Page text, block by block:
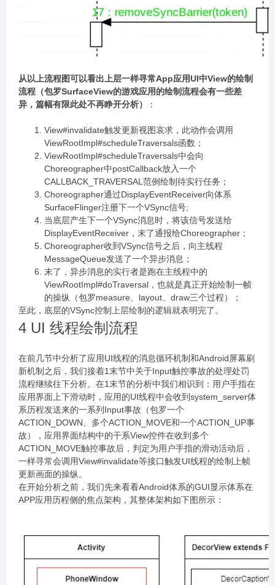
从以上流程图可以看出上层一样寻常App应用UI中View的绘制
流程（包罗SurfaceView的游戏应用的绘制流程会有一些差
异，篇幅有限此处不再睁开分析）
：
View#invalidate触发更新视图哀求，此动作会调用
ViewRootImpl#scheduleTraversals函数；
ViewRootImpl#scheduleTraversals中会向
Choreographer中postCallback放入一个
CALLBACK_TRAVERSAL范例绘制待实行任务；
Choreographer通过DisplayEventReceiver向体系
SurfaceFlinger注册下一个VSync信号;
当底层产生下一个VSync消息时，将该信号发送给
DisplayEventReceiver，末了通报给Choreographer；
Choreographer收到VSync信号之后，向主线程
MessageQueue发送了一个异步消息；
末了，异步消息的实行者是跑在主线程中的
ViewRootImpl#doTraversal，也就是真正开始绘制一帧
的操纵（包罗measure、layout、draw三个过程）；
至此，底层的VSync控制上层绘制的逻辑就表明完了。
4 UI 线程绘制流程
在前几节中分析了应用UI线程的消息循环机制和Android屏幕刷
新机制之后，我们接着1末节中关于Input触控事故的处理处罚
流程继续往下分析。在1末节的分析中我们相识到：用户手指在
应用界面上下滑动时，应用的UI线程中会收到system_server体
系历程发送来的一系列Input事故（包罗一个
ACTION_DOWN、多个ACTION_MOVE和一个ACTION_UP事
故），应用界面结构中的干系View控件在收到多个
ACTION_MOVE触控事故后，判定为用户手指的滑动活动后，
一样寻常会调用View#invalidate等接口触发UI线程的绘制上帧
更新画面的操纵。
在开始分析之前，我们先来看看Android体系的GUI显示体系在
APP应用历程侧的焦点架构，其整体架构如下图所示：